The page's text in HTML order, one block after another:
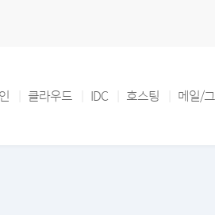
클라우드 IDC 호스팅 메일/